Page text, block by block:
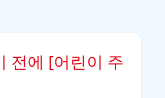
전에 [어린이 주